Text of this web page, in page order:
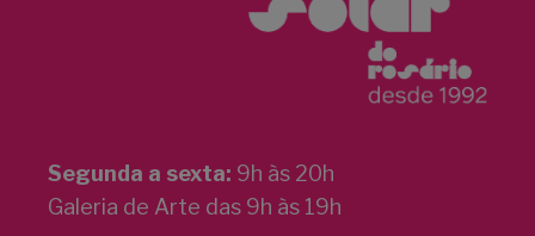
Segunda a sexta: 9h às 20h
Galeria de Arte das 9h às 19h